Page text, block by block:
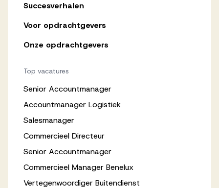
Succesverhalen
Voor opdrachtgevers
Onze opdrachtgevers
Top vacatures
Senior Accountmanager
Accountmanager Logistiek
Salesmanager
Commercieel Directeur
Senior Accountmanager
Commercieel Manager Benelux
Vertegenwoordiger Buitendienst